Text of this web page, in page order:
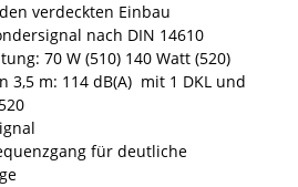
verdeckten Einbau
nach DIN 14610
70 W (510) 140 Watt (520)
3,5 m: 114 dB(A) mit 1 DKL und
für deutliche